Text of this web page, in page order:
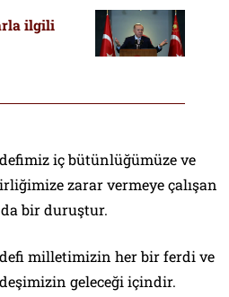
ilgili
iç bütünlüğümüze ve
zarar vermeye çalışan
bir duruştur.
milletimizin her bir ferdi ve
geleceği içindir.